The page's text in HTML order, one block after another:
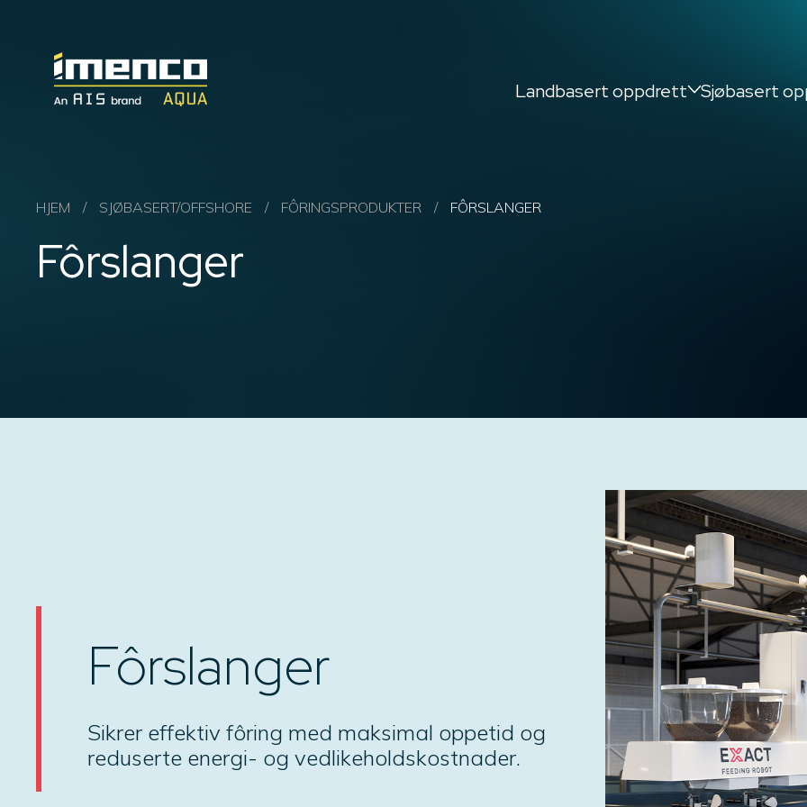
Imenco
Aqua
Landbasert oppdrett Sjøbasert
HJEM / SJØBASERT/OFFSHORE / FÔRINGSPRODUKTER / FÔRSLANGER
Fôrslanger
Fôrslanger
Sikrer effektiv fôring med maksimal oppetid og
reduserte energi- og vedlikeholdskostnader.